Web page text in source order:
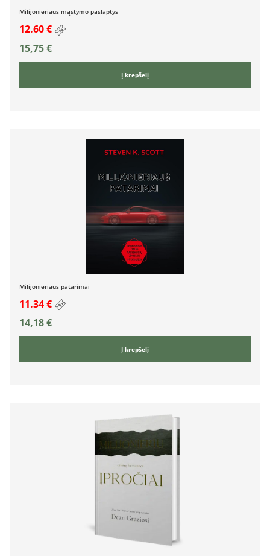
Milijonieriaus mąstymo paslaptys
12.60 €
15,75€
Į krepšelį
Milijonieriaus patarimai
11.34 €
14,18€
Į krepšelį